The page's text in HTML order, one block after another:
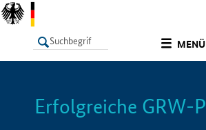
MENÜ
LISTE
Erfolgreiche GRW-